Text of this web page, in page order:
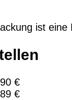
ist
€
€